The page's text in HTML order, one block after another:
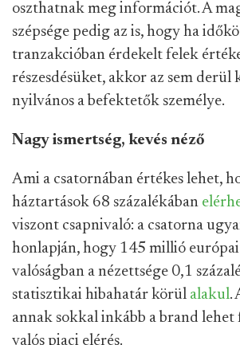
oszthatnak meg információt. A
szépsége pedig az is, hogy ha
tranzakcióban érdekelt felek
részesdésüket, akkor az sem derül
nyilvános a befektetők személye.
Nagy ismertség, kevés néző
Ami a csatornában értékes lehet,
háztartások 68 százalékában
viszont csapnivaló: a csatorna
honlapján, hogy 145 millió
valóságban a nézettsége 0,1
statisztikai hibahatár körül alakul.
annak sokkal inkább a brand lehet
valós piaci elérés.